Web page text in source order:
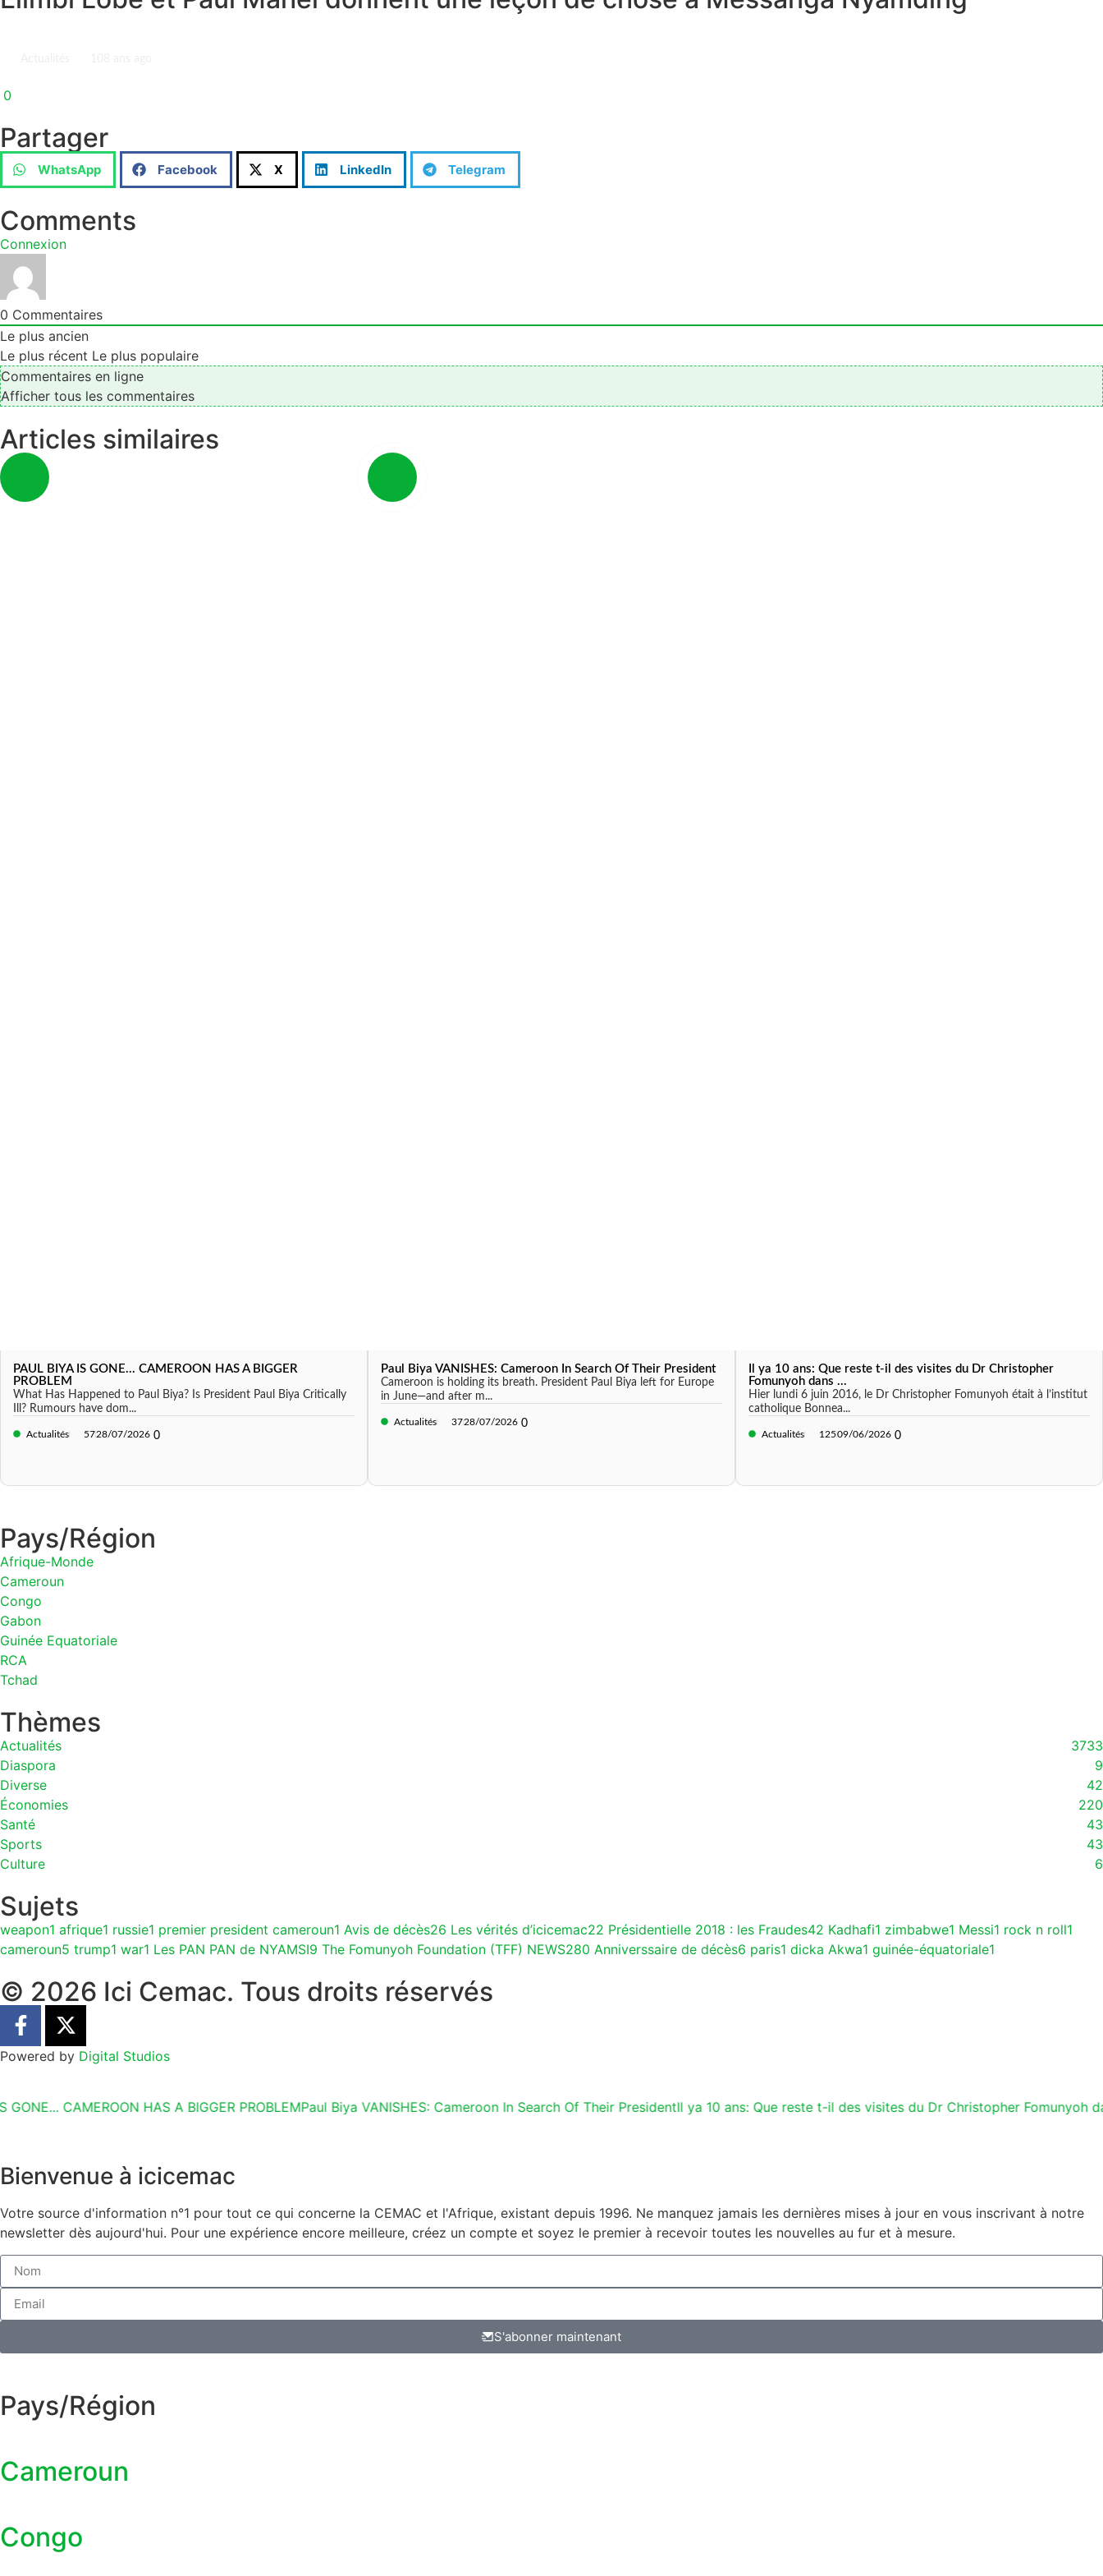
0
Partager
WhatsApp Facebook X LinkedIn Telegram
Comments
Connexion
0 Commentaires
Le plus ancien
Le plus récent Le plus populaire
Commentaires en ligne
Afficher tous les commentaires
Articles similaires
PAUL BIYA IS GONE... CAMEROON HAS A BIGGER
PROBLEM
What Has Happened to Paul Biya? Is President Paul Biya Critically
Ill? Rumours have dom...
Actualités 5728/07/2026 0
Paul Biya VANISHES: Cameroon In Search Of Their President
Cameroon is holding its breath. President Paul Biya left for Europe
in June—and after m...
Actualités 3728/07/2026 0
Il ya 10 ans: Que reste t-il des visites du Dr Christopher
Fomunyoh dans ...
Hier lundi 6 juin 2016, le Dr Christopher Fomunyoh était à l’institut
catholique Bonnea...
Actualités 12509/06/2026 0
Pays/Région
Afrique-Monde
Cameroun
Congo
Gabon
Guinée Equatoriale
RCA
Tchad
Thèmes
Actualités
3733
Diaspora
9
Diverse
42
Économies
220
Santé
43
Sports
43
Culture
6
Sujets
weapon1 afrique1 russie1 premier president cameroun1 Avis de décès26 Les vérités d’icicemac22 Présidentielle 2018 : les Fraudes42 Kadhafi1 zimbabwe1 Messi1 rock n roll1
cameroun5 trump1 war1 Les PAN PAN de NYAMSI9 The Fomunyoh Foundation (TFF) NEWS280 Anniverssaire de décès6 paris1 dicka Akwa1 guinée-équatoriale1
© 2026 Ici Cemac. Tous droits réservés
Powered by Digital Studios
GONE... CAMEROON HAS A BIGGER PROBLEMPaul Biya VANISHES: Cameroon In Search Of Their PresidentIl ya 10 ans: Que reste t-il des visites du Dr Christopher Fomunyoh
Bienvenue à icicemac
Votre source d'information n°1 pour tout ce qui concerne la CEMAC et l'Afrique, existant depuis 1996. Ne manquez jamais les dernières mises à jour en vous inscrivant à notre
newsletter dès aujourd'hui. Pour une expérience encore meilleure, créez un compte et soyez le premier à recevoir toutes les nouvelles au fur et à mesure.
S'abonner maintenant
Pays/Région
Cameroun
Congo